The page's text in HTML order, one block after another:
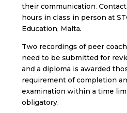
their communication.
hours in class in person at
Education, Malta.
Two recordings of peer
need to be submitted for
and a diploma is awarded
requirement of completion
examination within a time
obligatory.